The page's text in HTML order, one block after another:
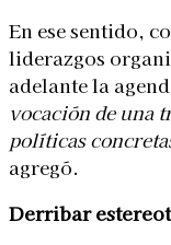
En ese sentido,
liderazgos
adelante la
vocación de una
políticas
agregó.
Derribar